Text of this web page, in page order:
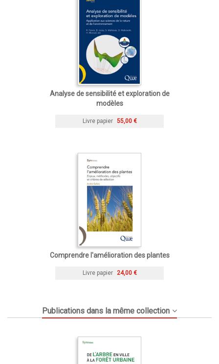
Analyse de sensibilité et exploration de
modèles
Livre papier 55,00 €
Comprendre l'amélioration des plantes
Livre papier 24,00 €
Publications dans la même collection